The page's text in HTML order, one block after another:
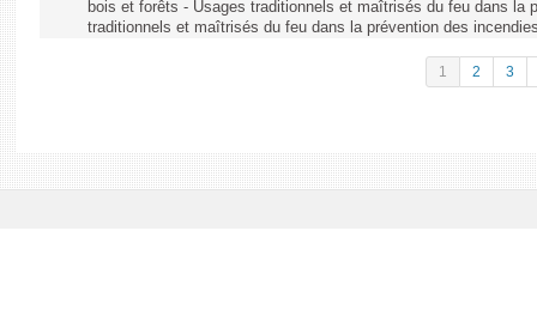
bois et forêts - Usages traditionnels et maîtrisés du feu dans la
traditionnels et maîtrisés du feu dans la prévention des
1 2 3